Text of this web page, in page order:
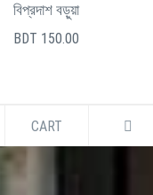
বিপ্রদাশ বড়ুয়া
BDT 150.00
CART